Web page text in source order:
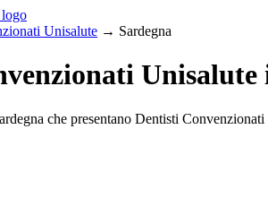
Unisalute → Sardegna
Unisalute
che presentano Dentisti Convenzionati